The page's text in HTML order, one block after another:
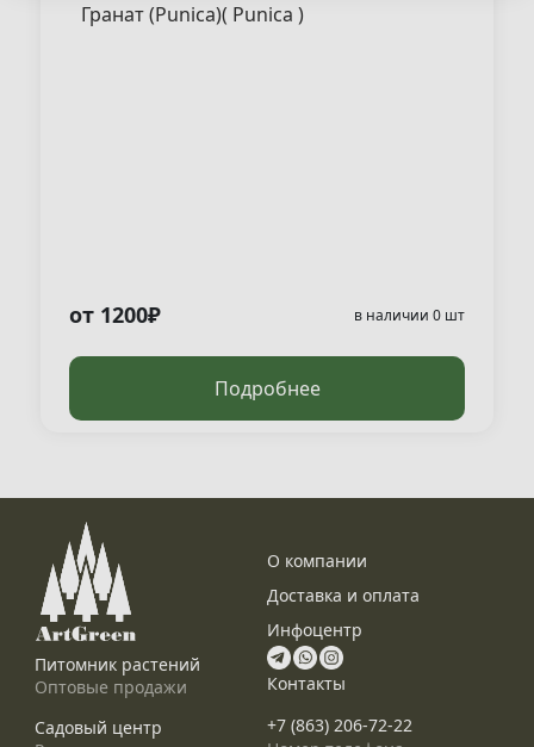
Гранат (Punica)( Punica )
от 1200₽ в наличии 0 шт
Подробнее
Питомник растений
Оптовые продажи
Садовый центр
О компании
Доставка и оплата
Инфоцентр
Контакты
+7 (863) 206-72-22